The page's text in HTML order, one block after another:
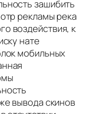
зашибить
рекламы река
воздействия, к
нате
мобильных
вывода скинов